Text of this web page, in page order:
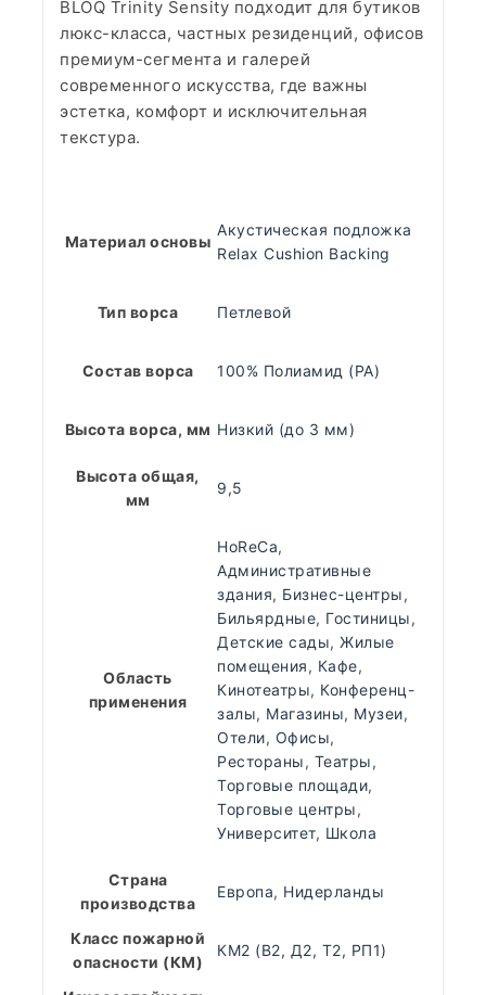
BLOQ Trinity Sensity подходит для бутиков
люкс-класса, частных резиденций, офисов
премиум-сегмента и галерей
современного искусства, где важны
эстетка, комфорт и исключительная
текстура.
Материал основы
Акустическая подложка
Relax Cushion Backing
Тип ворса Петлевой
Состав ворса 100% Полиамид (PA)
Высота ворса, мм Низкий (до 3 мм)
Высота общая,
мм
9,5
Область
применения
HoReCa,
Административные
здания, Бизнес-центры,
Бильярдные, Гостиницы,
Детские сады, Жилые
помещения, Кафе,
Кинотеатры, Конференц-
залы, Магазины, Музеи,
Отели, Офисы,
Рестораны, Театры,
Торговые площади,
Торговые центры,
Университет, Школа
Страна
производства
Европа, Нидерланды
Класс пожарной
опасности (КМ)
КМ2 (В2, Д2, Т2, РП1)